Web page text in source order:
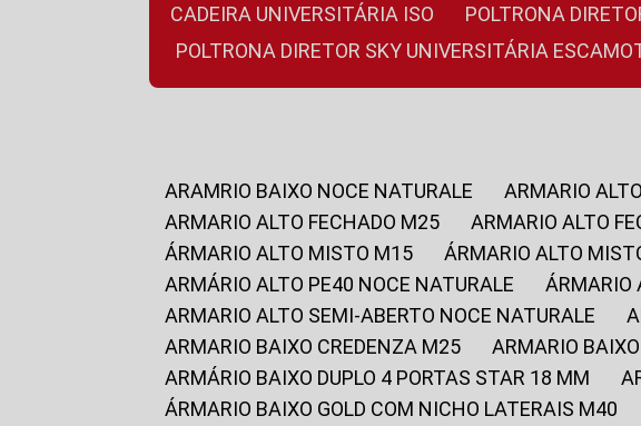
CADEIRA UNIVERSITÁRIA ISO
POLTRONA
POLTRONA DIRETOR SKY UNIVERSITÁRIA
ARAMRIO BAIXO NOCE NATURALE
ARMARIO
ARMARIO ALTO FECHADO M25
ARMARIO ALTO
ÁRMARIO ALTO MISTO M15
ÁRMARIO ALTO
ARMÁRIO ALTO PE40 NOCE NATURALE
ARMARIO ALTO SEMI-ABERTO NOCE NATURALE
ARMARIO BAIXO CREDENZA M25
ARMARIO
ARMÁRIO BAIXO DUPLO 4 PORTAS STAR 18 MM
ÁRMARIO BAIXO GOLD COM NICHO LATERAIS M40